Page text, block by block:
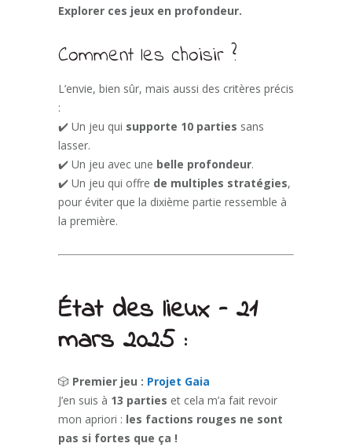
Explorer ces jeux en profondeur.
Comment les choisir ?
L’envie, bien sûr, mais aussi des critères précis
:
✔️ Un jeu qui supporte 10 parties sans
lasser.
✔️ Un jeu avec une belle profondeur.
✔️ Un jeu qui offre de multiples stratégies,
pour éviter que la dixième partie ressemble à
la première.
État des lieux – 21
mars 2025 :
🎲 Premier jeu : Projet Gaia
J’en suis à 13 parties et cela m’a fait revoir
mon apriori : les factions rouges ne sont
pas si fortes que ça !